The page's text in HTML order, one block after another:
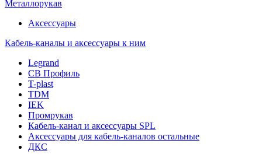
Металлорукав
Аксессуары
Кабель-каналы и аксессуары к ним
Legrand
СВ Профиль
T-plast
TDM
IEK
Промрукав
Кабель-канал и аксессуары SPL
Аксессуары для кабель-каналов остальные
ДКС